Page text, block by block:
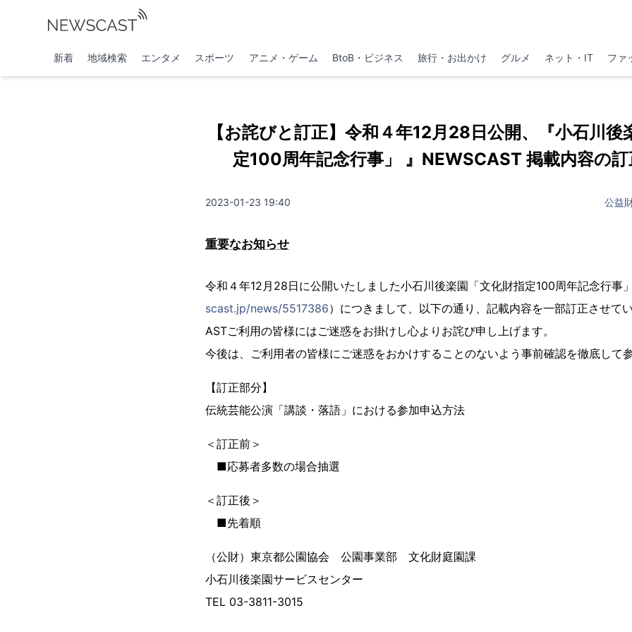
新着 地域検索 エンタメ スポーツ アニメ・ゲーム BtoB・ビジネス 旅行・お出かけ グルメ ネット・IT ファ
【お詫びと訂正】令和４年12月28日公開、『小石川後
定100周年記念行事」 』NEWSCAST 掲載内容の
2023-01-23 19:40 公益
重要なお知らせ
令和４年12月28日に公開いたしました小石川後楽園「文化財指定100周年記念行事
scast.jp/news/5517386）につきまして、以下の通り、記載内容を一部訂正させて
ASTご利用の皆様にはご迷惑をお掛けし心よりお詫び申し上げます。
今後は、ご利用者の皆様にご迷惑をおかけすることのないよう事前確認を徹底して参
【訂正部分】
伝統芸能公演「講談・落語」における参加申込方法
＜訂正前＞
■応募者多数の場合抽選
＜訂正後＞
■先着順
（公財）東京都公園協会 公園事業部 文化財庭園課
小石川後楽園サービスセンター
TEL 03-3811-3015